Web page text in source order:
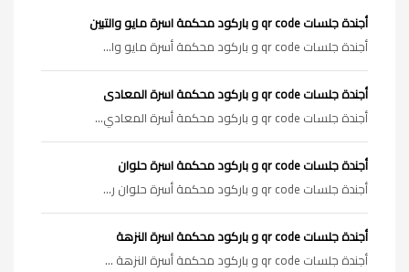
أجندة جلسات qr code و باركود محكمة اسرة مايو والتبين
أجندة جلسات qr code و باركود محكمة أسرة مايو وا...
أجندة جلسات qr code و باركود محكمة اسرة المعادى
أجندة جلسات qr code و باركود محكمة أسرة المعادي...
أجندة جلسات qr code و باركود محكمة اسرة حلوان
أجندة جلسات qr code و باركود محكمة أسرة حلوان ر...
أجندة جلسات qr code و باركود محكمة اسرة النزهة
أجندة جلسات qr code و باركود محكمة أسرة النزهة ...